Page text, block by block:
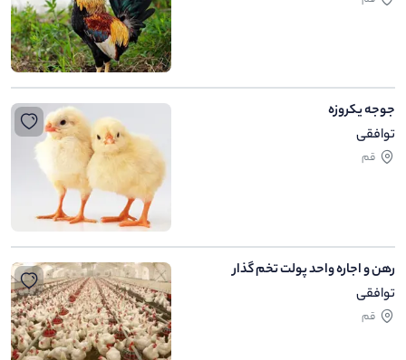
جوجه یکروزه
توافقی
قم
رهن و اجاره واحد پولت تخم گذار
توافقی
قم